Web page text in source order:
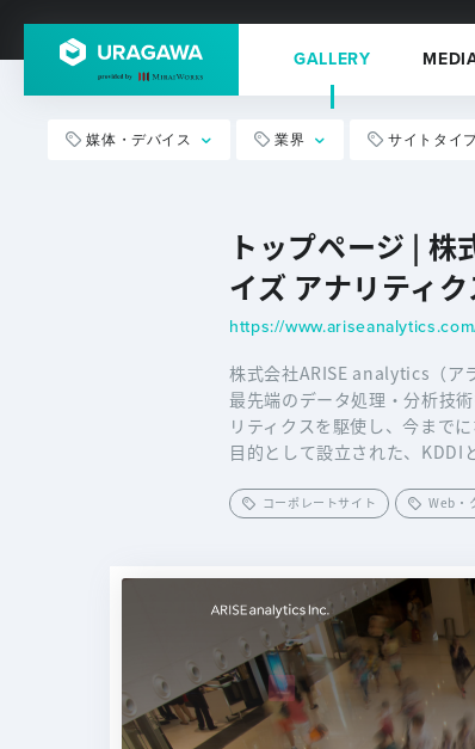
GALLERY
媒体・デバイス 業界 サイトタイ
トップページ |
イズ アナリティク
https://
株式会社ARISE analytics（ア
最先端のデータ処理・分析技
リティクスを駆使し、今まで
目的として設立された、KDDI
コーポレートサイト Web・